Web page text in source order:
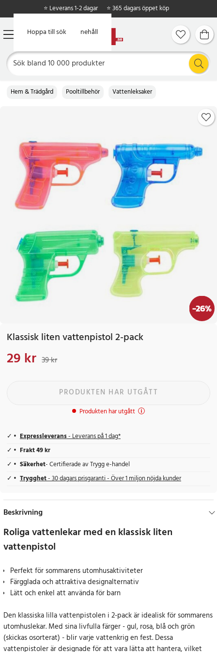
Hoppa till huvudinnehåll
Hoppa till sök
⭐ Leverans 1-2 dagar ⭐ 365 dagars öppet köp
Hem & Trädgård Pooltillbehör Vattenleksaker
-26%
Klassisk liten vattenpistol 2-pack
Nuvarande pris
29 kr 39 kr
PRODUKTEN HAR UTGÅTT
Produkten har utgått
Expressleverans- Leverans på 1 dag*
Frakt 49 kr
Säkerhet- Certifierade av Trygg e-handel
Trygghet- 30 dagars prisgaranti - Över 1 miljon nöjda kunder
Beskrivning
Roliga vattenlekar med en klassisk liten
vattenpistol
Perfekt för sommarens utomhusaktiviteter
Färgglada och attraktiva designalternativ
Lätt och enkel att använda för barn
Den klassiska lilla vattenpistolen i 2-pack är idealisk för sommarens
utomhuslekar. Med sina livfulla färger - gul, rosa, blå och grön
(skickas osorterat) - blir varje vattenkrig en fest. Dessa
vattenpistoler är designade för att vara lätta att hantera, vilket